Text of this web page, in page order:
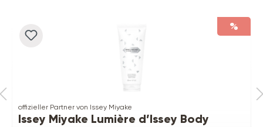
%
offizieller Partner von Issey Miyake
Issey Miyake Lumière d’Issey Body